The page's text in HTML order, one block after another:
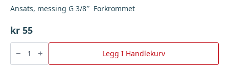
Ansats, messing G 3/8″ Forkrommet
kr 55
Ansats,
messing
3/8"
Legg I Handlekurv